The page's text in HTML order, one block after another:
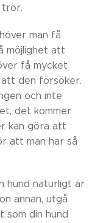
tror.
man få
möjlighet att
få mycket
den försöker.
och inte
det kommer
kan göra att
att man har så
hund naturligt är
annan, utgå
som din hund